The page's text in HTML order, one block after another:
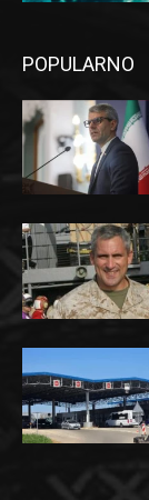
POPULARNO